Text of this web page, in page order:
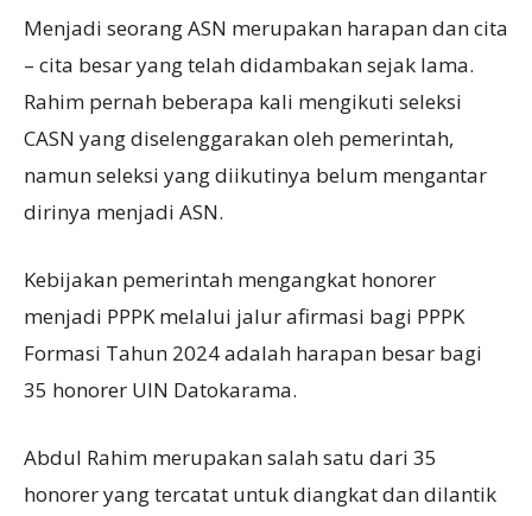
Menjadi seorang ASN merupakan harapan dan cita
– cita besar yang telah didambakan sejak lama.
Rahim pernah beberapa kali mengikuti seleksi
CASN yang diselenggarakan oleh pemerintah,
namun seleksi yang diikutinya belum mengantar
dirinya menjadi ASN.
Kebijakan pemerintah mengangkat honorer
menjadi PPPK melalui jalur afirmasi bagi PPPK
Formasi Tahun 2024 adalah harapan besar bagi
35 honorer UIN Datokarama.
Abdul Rahim merupakan salah satu dari 35
honorer yang tercatat untuk diangkat dan dilantik